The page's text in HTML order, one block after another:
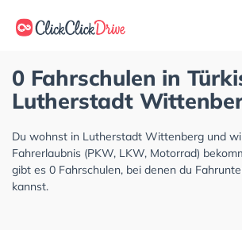
0 Fahrschulen in
Lutherstadt
Du wohnst in Lutherstadt Wittenberg und
Fahrerlaubnis (PKW, LKW, Motorrad)
gibt es 0 Fahrschulen, bei denen du
kannst.